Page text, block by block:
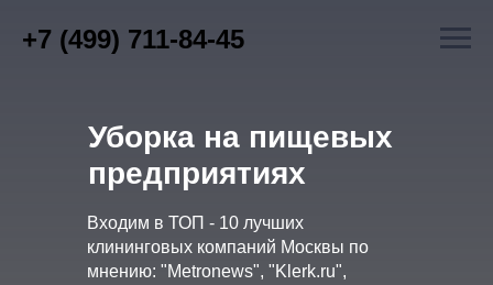
+7 (499) 711-84-45
Уборка на пищевых
предприятиях
Входим в ТОП - 10 лучших
клининговых компаний Москвы по
мнению: "Metronews", "Klerk.ru",